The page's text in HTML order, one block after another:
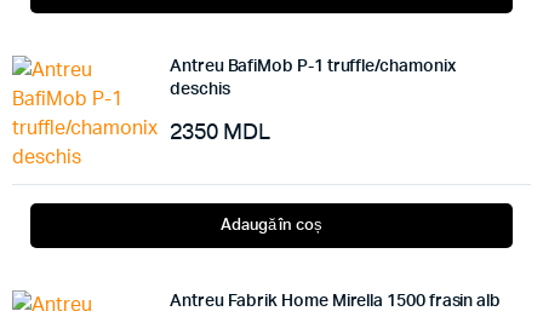
Antreu BafiMob P-1 truffle/chamonix
deschis
2350 MDL
Adaugă în coș
Antreu Fabrik Home Mirella 1500 frasin alb